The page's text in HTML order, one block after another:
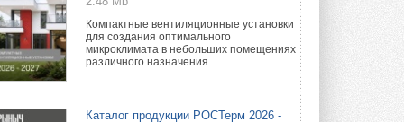
Компактные вентиляционные установки
для создания оптимального
микроклимата в небольших помещениях
различного назначения.
Каталог продукции РОСТерм 2026 -